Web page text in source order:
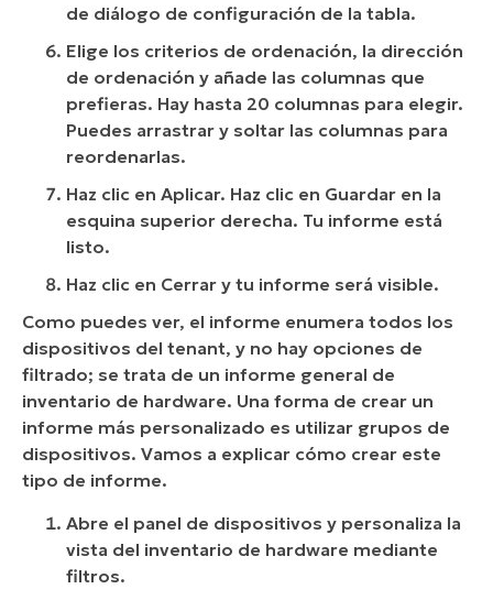
de diálogo de configuración de la tabla.
Elige los criterios de ordenación, la dirección
de ordenación y añade las columnas que
prefieras. Hay hasta 20 columnas para elegir.
Puedes arrastrar y soltar las columnas para
reordenarlas.
Haz clic en Aplicar. Haz clic en Guardar en la
esquina superior derecha. Tu informe está
listo.
Haz clic en Cerrar y tu informe será visible.
Como puedes ver, el informe enumera todos los
dispositivos del tenant, y no hay opciones de
filtrado; se trata de un informe general de
inventario de hardware. Una forma de crear un
informe más personalizado es utilizar grupos de
dispositivos. Vamos a explicar cómo crear este
tipo de informe.
Abre el panel de dispositivos y personaliza la
vista del inventario de hardware mediante
filtros.